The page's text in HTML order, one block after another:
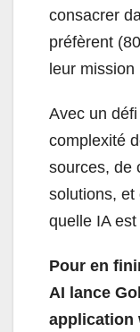
consacrer
préfèrent
leur mission
Avec un
complexité
sources, de
solutions, et
quelle IA
Pour en
AI lance
application